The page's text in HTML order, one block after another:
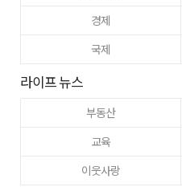
경제
국제
라이프 뉴스
부동산
교육
이웃사랑